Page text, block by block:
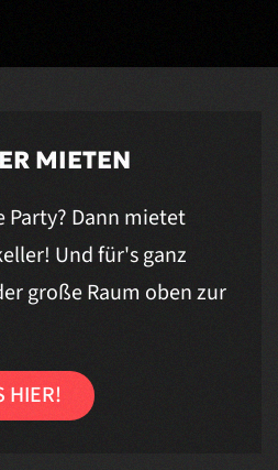
MIETEN
Dann mietet
Und für's ganz
große Raum oben zur
HIER!